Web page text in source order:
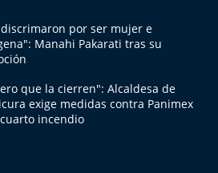
por ser mujer e
Manahi Pakarati tras su
que la cierren": Alcaldesa de
exige medidas contra Panimex
incendio